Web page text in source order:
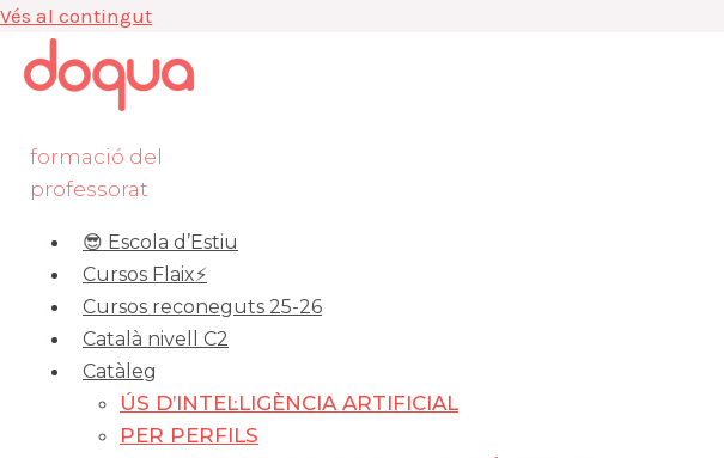
Vés al contingut
formació del
professorat
😎 Escola d’Estiu
Cursos Flaix⚡️
Cursos reconeguts 25-26
Català nivell C2
Catàleg
ÚS D’INTEL·LIGÈNCIA ARTIFICIAL
PER PERFILS